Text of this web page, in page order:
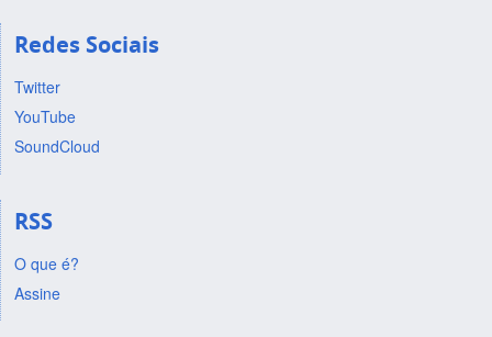
Redes Sociais
Twitter
YouTube
SoundCloud
RSS
O que é?
Assine